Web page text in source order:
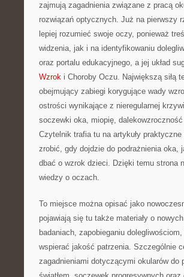
zajmują zagadnienia związane z pracą
rozwiązań optycznych. Już na pierwszy
lepiej rozumieć swoje oczy, ponieważ
widzenia, jak i na identyfikowaniu
oraz portalu edukacyjnego, a jej układ
Wzrok i Choroby Oczu. Największą siłą
obejmujący zabiegi korygujące wady
ostrości wynikające z nieregularnej
soczewki oka, miopię,
Czytelnik trafia tu na artykuły
zrobić, gdy dojdzie do podrażnienia
dbać o wzrok dzieci. Dzięki temu strona
wiedzy o oczach.
To miejsce można opisać jako
pojawiają się tu także materiały o
badaniach, zapobieganiu
wspierać jakość patrzenia. Szczególnie
zagadnieniami dotyczącymi okularów